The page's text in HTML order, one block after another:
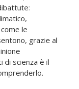
le
grazie al
di scienza è il